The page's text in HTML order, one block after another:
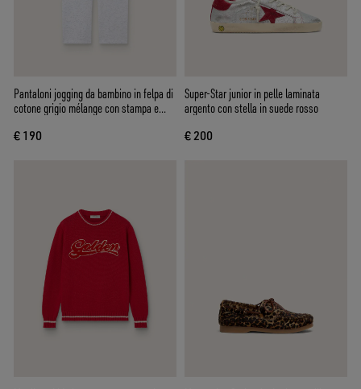
Pantaloni jogging da bambino in felpa di
cotone grigio mélange con stampa e
€ 190
Super-Star junior in pelle laminata
argento con stella in suede rosso
€ 200